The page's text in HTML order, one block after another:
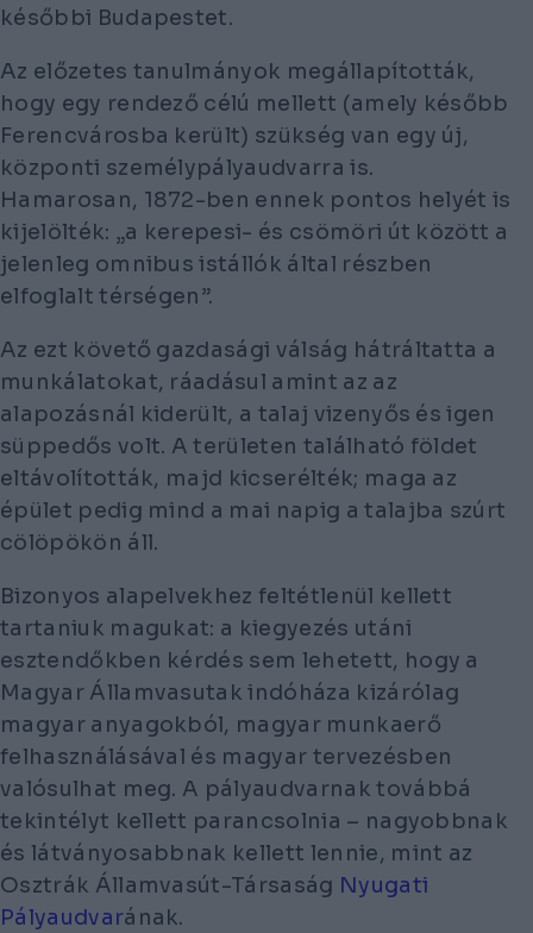
későbbi Budapestet.
Az előzetes tanulmányok megállapították,
hogy egy rendező célú mellett (amely később
Ferencvárosba került) szükség van egy új,
központi személypályaudvarra is.
Hamarosan, 1872-ben ennek pontos helyét is
kijelölték: „a kerepesi- és csömöri út között a
jelenleg omnibus istállók által részben
elfoglalt térségen”.
Az ezt követő gazdasági válság hátráltatta a
munkálatokat, ráadásul amint az az
alapozásnál kiderült, a talaj vizenyős és igen
süppedős volt. A területen található földet
eltávolították, majd kicserélték; maga az
épület pedig mind a mai napig a talajba szúrt
cölöpökön áll.
Bizonyos alapelvekhez feltétlenül kellett
tartaniuk magukat: a kiegyezés utáni
esztendőkben kérdés sem lehetett, hogy a
Magyar Államvasutak indóháza kizárólag
magyar anyagokból, magyar munkaerő
felhasználásával és magyar tervezésben
valósulhat meg. A pályaudvarnak továbbá
tekintélyt kellett parancsolnia – nagyobbnak
és látványosabbnak kellett lennie, mint az
Osztrák Államvasút-Társaság Nyugati
Pályaudvarának.